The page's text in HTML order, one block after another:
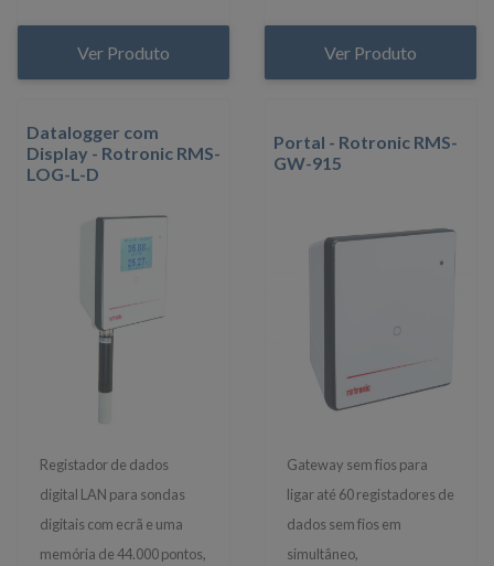
Ver Produto Ver Produto
Datalogger com
Display - Rotronic RMS-
LOG-L-D
Registador de dados
digital LAN para sondas
digitais com ecrã e uma
memória de 44.000 pontos,
Portal - Rotronic RMS-
GW-915
Gateway sem fios para
ligar até 60 registadores de
dados sem fios em
simultâneo,